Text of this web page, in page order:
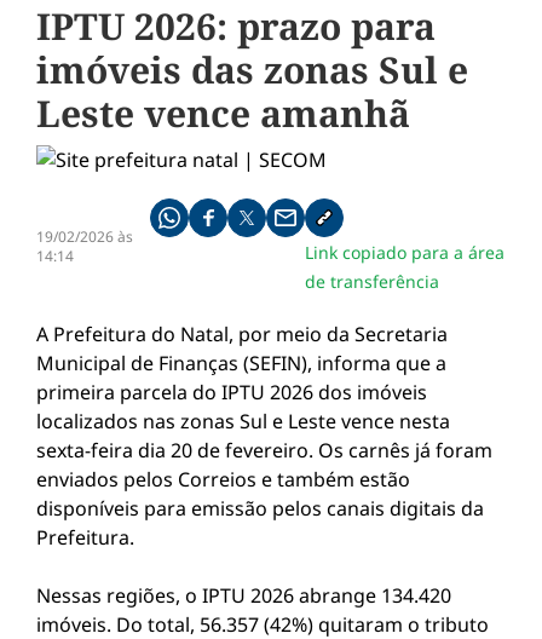
IPTU 2026: prazo para
imóveis das zonas Sul e
Leste vence amanhã
19/02/2026 às
14:14
Compartilhe pelo whatsapp
Compartilhar no facebook
Compartilhar no twitter
Compartilhe pelo email
Copiar link da notícia
Link copiado para a área
de transferência
A Prefeitura do Natal, por meio da Secretaria
Municipal de Finanças (SEFIN), informa que a
primeira parcela do IPTU 2026 dos imóveis
localizados nas zonas Sul e Leste vence nesta
sexta-feira dia 20 de fevereiro. Os carnês já foram
enviados pelos Correios e também estão
disponíveis para emissão pelos canais digitais da
Prefeitura.
Nessas regiões, o IPTU 2026 abrange 134.420
imóveis. Do total, 56.357 (42%) quitaram o tributo